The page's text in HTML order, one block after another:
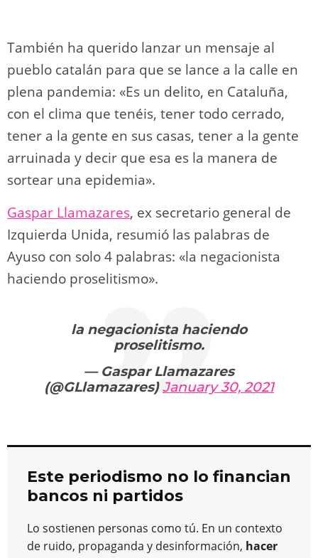
También ha querido lanzar un mensaje al
pueblo catalán para que se lance a la calle en
plena pandemia: «Es un delito, en Cataluña,
con el clima que tenéis, tener todo cerrado,
tener a la gente en sus casas, tener a la gente
arruinada y decir que esa es la manera de
sortear una epidemia».
Gaspar Llamazares, ex secretario general de
Izquierda Unida, resumió las palabras de
Ayuso con solo 4 palabras: «la negacionista
haciendo proselitismo».
la negacionista haciendo
proselitismo.
— Gaspar Llamazares
(@GLlamazares)January 30, 2021
Este periodismo no lo financian
bancos ni partidos
Lo sostienen personas como tú. En un contexto
de ruido, propaganda y desinformación, hacer